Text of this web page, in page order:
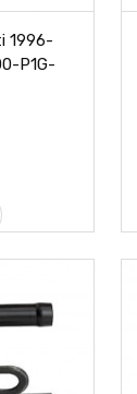
1996-
P1G-